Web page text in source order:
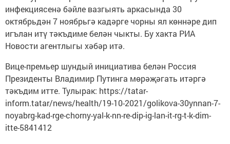
инфекциясенә бәйле вазгыять аркасында 30
октябрьдән 7 ноябрьгә кадәрге чорны ял көннәре дип
игълан итү тәкъдиме белән чыкты. Бу хакта РИА
Новости агентлыгы хәбәр итә.
Вице-премьер шундый инициатива белән Россия
Президенты Владимир Путинга мөрәҗәгать итәргә
тәкъдим итте. Тулырак: https://tatar-
inform.tatar/news/health/19-10-2021/golikova-30ynnan-7-
noyabrg-kad-rge-chorny-yal-k-nn-re-dip-ig-lan-it-rg-t-k-dim-
itte-5841412